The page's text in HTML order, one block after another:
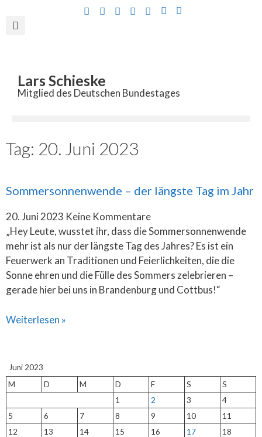
Lars Schieske
Mitglied des Deutschen Bundestages
Tag: 20. Juni 2023
Sommersonnenwende – der längste Tag im Jahr
20. Juni 2023 Keine Kommentare
„Hey Leute, wusstet ihr, dass die Sommersonnenwende
mehr ist als nur der längste Tag des Jahres? Es ist ein
Feuerwerk an Traditionen und Feierlichkeiten, die die
Sonne ehren und die Fülle des Sommers zelebrieren –
gerade hier bei uns in Brandenburg und Cottbus!“
Weiterlesen »
Juni 2023
M
D M D F S
S
1
2 3
4
5
6 7 8 9 10
11
12
13 14 15 16 17
18